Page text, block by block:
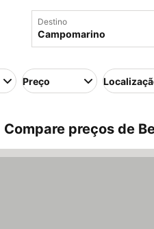
Destino
Preço
Compare preços de